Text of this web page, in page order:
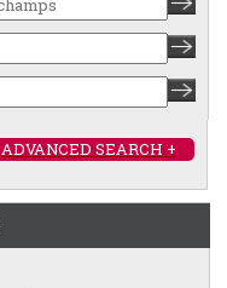
ADVANCED SEARCH +